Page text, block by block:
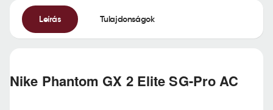
Leírás Tulajdonságok
Nike Phantom GX 2 Elite SG-Pro AC